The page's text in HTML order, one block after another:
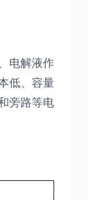
电解液作
低、容量
旁路等电